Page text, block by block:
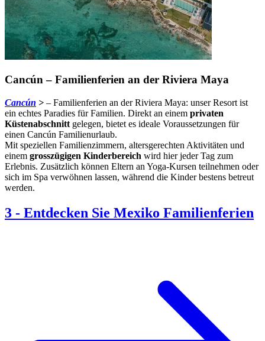
Cancún – Familienferien an der Riviera Maya
Cancún > – Familienferien an der Riviera Maya: unser Resort ist
ein echtes Paradies für Familien. Direkt an einem privaten
Küstenabschnitt gelegen, bietet es ideale Voraussetzungen für
einen Cancún Familienurlaub.
Mit speziellen Familienzimmern, altersgerechten Aktivitäten und
einem grosszügigen Kinderbereich wird hier jeder Tag zum
Erlebnis. Zusätzlich können Eltern an Yoga-Kursen teilnehmen oder
sich im Spa verwöhnen lassen, während die Kinder bestens betreut
werden.
3 - Entdecken Sie Mexiko Familienferien